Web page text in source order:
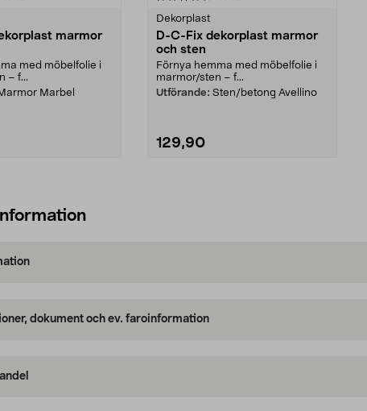
marmor
med möbelfolie i
– f...
Marbel
Dekorplast
D-C-Fix dekorplast marmor
och sten
Förnya hemma med möbelfolie i
marmor/sten – f...
Utförande: Sten/betong Avellino
129,90
dokument och ev. faroinformation